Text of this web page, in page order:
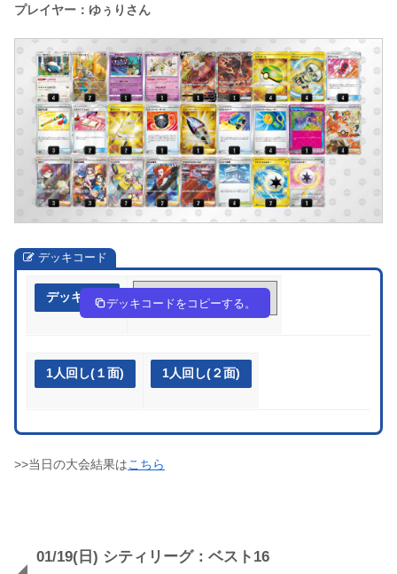
プレイヤー：ゆぅりさん
デッキコード
デッキ作成 FkkFvk-Rg9zCR-1FkVkV
デッキコードをコピーする。
1人回し(１面) 1人回し(２面)
>>当日の大会結果はこちら
01/19(日) シティリーグ：ベスト16